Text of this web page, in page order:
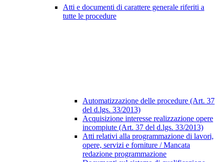
Atti e documenti di carattere generale riferiti a
tutte le procedure
Automatizzazione delle procedure (Art. 37
del d.lgs. 33/2013)
Acquisizione interesse realizzazione opere
incompiute (Art. 37 del d.lgs. 33/2013)
Atti relativi alla programmazione di lavori,
opere, servizi e forniture / Mancata
redazione programmazione